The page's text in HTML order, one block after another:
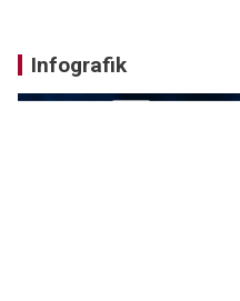
Infografik